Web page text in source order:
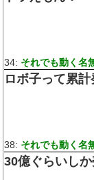
34: それでも動く名
ロボ子って累
38: それでも動く名
30億ぐらいし